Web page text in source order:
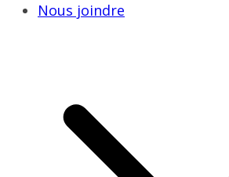
Nous joindre